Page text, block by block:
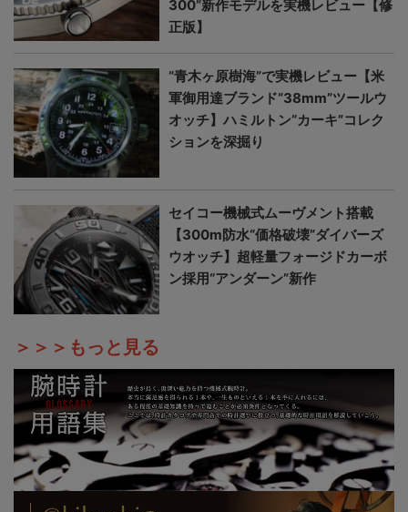
300”新作モデルを実機レビュー【修
正版】
“青木ヶ原樹海”で実機レビュー【米
軍御用達ブランド“38mm”ツールウ
オッチ】ハミルトン“カーキ”コレク
ションを深掘り
セイコー機械式ムーヴメント搭載
【300m防水“価格破壊”ダイバーズ
ウオッチ】超軽量フォージドカーボ
ン採用“アンダーン”新作
＞＞＞もっと見る